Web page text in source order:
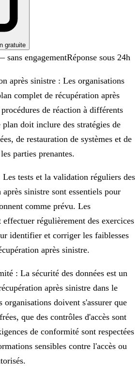
gratuite
engagementRéponse sous 24h
après sinistre : Les organisations
complet de récupération après
de réaction à différents
doit inclure des stratégies de
de restauration de systèmes et de
parties prenantes.
tests et la validation réguliers des
sinistre sont essentiels pour
comme prévu. Les
régulièrement des exercices
identifier et corriger les faiblesses
après sinistre.
: La sécurité des données est un
après sinistre dans le
doivent s'assurer que
que des contrôles d'accès sont
de conformité sont respectées
sensibles contre l'accès ou